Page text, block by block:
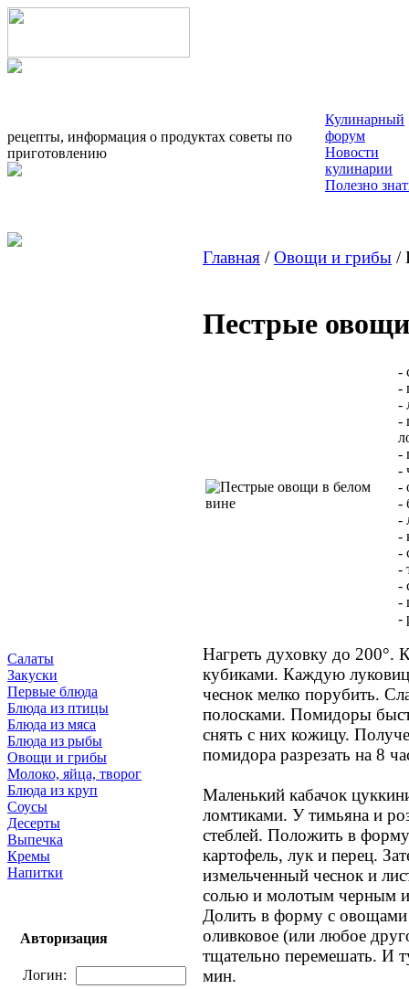
рецепты, информация о продуктах советы по
приготовлению
Кулинарный
форум
Новости
кулинарии
Полезно
Салаты
Закуски
Первые блюда
Блюда из птицы
Блюда из мяса
Блюда из рыбы
Овощи и грибы
Молоко, яйца, творог
Блюда из круп
Соусы
Десерты
Выпечка
Кремы
Напитки
Авторизация
Логин:
Главная /Овощи и грибы /
Пестрые
-
-
-
-
-
-
-
-
-
-
-
-
-
-
-
Нагреть духовку до 200°.
кубиками. Каждую
чеснок мелко порубить.
полосками. Помидоры
снять с них кожицу.
помидора разрезать на 8
Маленький кабачок
ломтиками. У тимьяна и
стеблей. Положить в
картофель, лук и перец.
измельченный чеснок и
солью и молотым черным
Долить в форму с овощами
оливковое (или любое
тщательно перемешать. И
мин.